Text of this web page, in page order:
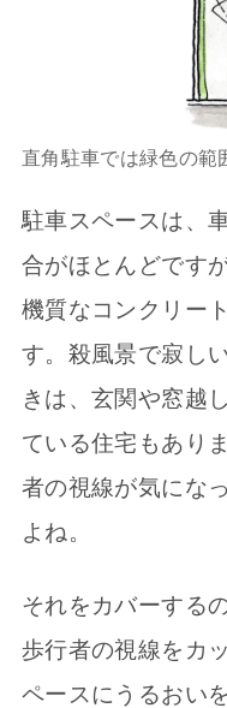
直角駐車では緑色の範
駐車スペースは、
合がほとんどです
機質なコンクリー
す。殺風景で寂し
きは、玄関や窓越
ている住宅もあり
者の視線が気にな
よね。
それをカバーする
歩行者の視線をカ
ペースにうるおい